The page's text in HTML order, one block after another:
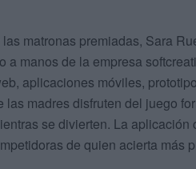
matronas premiadas, Sara
manos de la empresa
aplicaciones móviles,
madres disfruten del juego
se divierten. La aplicación
de quien acierta más